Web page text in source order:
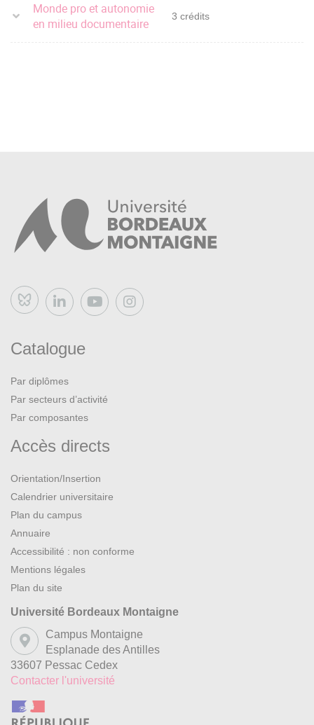
Monde pro et autonomie
en milieu documentaire
3 crédits
Bluesky
Catalogue
Par diplômes
Par secteurs d’activité
Par composantes
Accès directs
Orientation/Insertion
Calendrier universitaire
Plan du campus
Annuaire
Accessibilité : non conforme
Mentions légales
Plan du site
Université Bordeaux Montaigne
Campus Montaigne
Esplanade des Antilles
33607 Pessac Cedex
Contacter l'université